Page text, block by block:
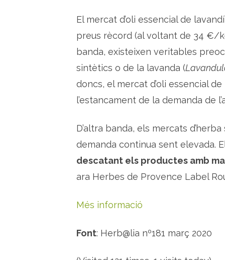
El mercat d’oli essencial de
preus rècord (al voltant de 34 €/
banda, existeixen veritables
sintètics o de la lavanda (
doncs, el mercat d’oli essencial
l’estancament de la demanda de
D’altra banda, els mercats d’herba
demanda continua sent elevada.
descatant els productes amb
ara Herbes de Provence Label
Més informació
Font: Herb@lia nº181 març 2020